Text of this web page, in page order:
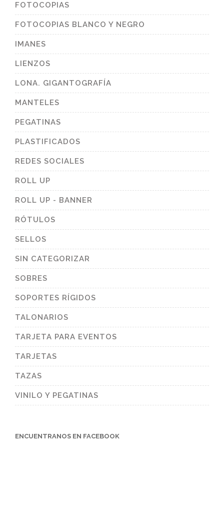
FOTOCOPIAS
FOTOCOPIAS BLANCO Y NEGRO
IMANES
LIENZOS
LONA. GIGANTOGRAFÍA
MANTELES
PEGATINAS
PLASTIFICADOS
REDES SOCIALES
ROLL UP
ROLL UP - BANNER
RÓTULOS
SELLOS
SIN CATEGORIZAR
SOBRES
SOPORTES RÍGIDOS
TALONARIOS
TARJETA PARA EVENTOS
TARJETAS
TAZAS
VINILO Y PEGATINAS
ENCUENTRANOS EN FACEBOOK